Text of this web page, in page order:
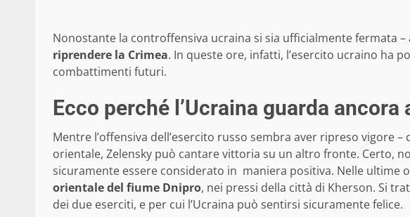
Nonostante la controffensiva ucraina si sia ufficialmente fermata
riprendere la Crimea. In queste ore, infatti, l’esercito ucraino ha
combattimenti futuri.
Ecco perché l’Ucraina guarda ancora
Mentre l’offensiva dell’esercito russo sembra aver ripreso vigore
orientale, Zelensky può cantare vittoria su un altro fronte. Certo,
sicuramente essere considerato in maniera positiva. Nelle ultime
orientale del fiume Dnipro, nei pressi della città di Kherson. Si
dei due eserciti, e per cui l’Ucraina può sentirsi sicuramente felice.